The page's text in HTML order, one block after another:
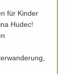
für Kinder
Hudec!